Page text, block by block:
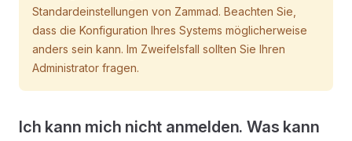
Standardeinstellungen von Zammad. Beachten Sie,
dass die Konfiguration Ihres Systems möglicherweise
anders sein kann. Im Zweifelsfall sollten Sie Ihren
Administrator fragen.
Ich kann mich nicht anmelden. Was kann